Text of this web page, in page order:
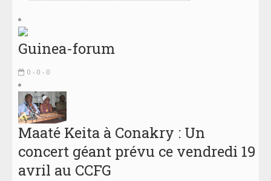
Guinea-forum
0 - 0 - 0
Maaté Keita à Conakry : Un
concert géant prévu ce vendredi 19
avril au CCFG